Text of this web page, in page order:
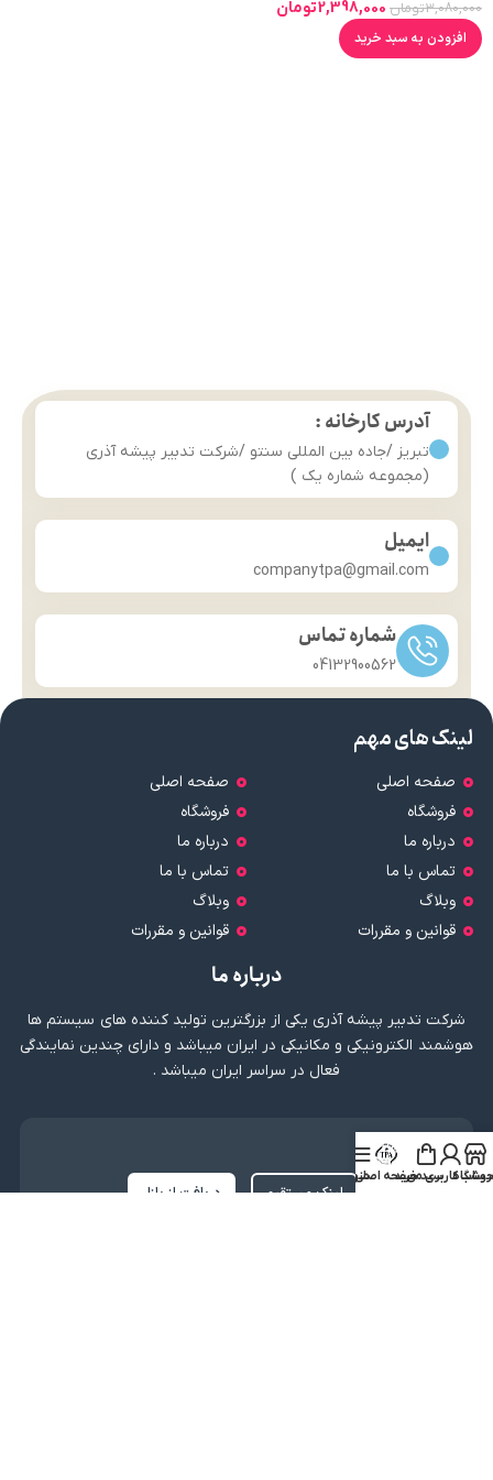
3,080,000تومان 2,398,000تومان
افزودن به سبد خرید
آدرس کارخانه :
تبریز /جاده بین المللی سنتو /شرکت تدبیر پیشه آذری
(مجموعه شماره یک )
ایمیل
companytpa@gmail.com
شماره تماس
04132900562
لینک های مهم
صفحه اصلی
فروشگاه
درباره ما
تماس با ما
وبلاگ
قوانین و مقررات
صفحه اصلی
فروشگاه
درباره ما
تماس با ما
وبلاگ
قوانین و مقررات
درباره ما
شرکت تدبیر پیشه آذری یکی از بزرگترین تولید کننده های سیستم ها
هوشمند الکترونیکی و مکانیکی در ایران میباشد و دارای چندین نمایندگی
فعال در سراسر ایران میباشد .
دریافت اپلیکیشن
لینک مستقیم دریافت از بازار
حساب کاربری من
سبد خریدصفحه اصلی
منو